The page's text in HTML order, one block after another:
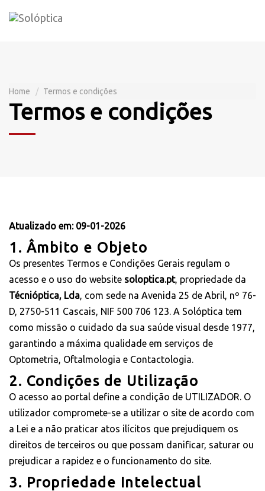
Home Termos e condições
Termos e condições
Atualizado em: 09-01-2026
1. Âmbito e Objeto
Os presentes Termos e Condições Gerais regulam o
acesso e o uso do website soloptica.pt, propriedade da
Técnióptica, Lda, com sede na Avenida 25 de Abril, nº 76-
D, 2750-511 Cascais, NIF 500 706 123. A Solóptica tem
como missão o cuidado da sua saúde visual desde 1977,
garantindo a máxima qualidade em serviços de
Optometria, Oftalmologia e Contactologia.
2. Condições de Utilização
O acesso ao portal define a condição de UTILIZADOR. O
utilizador compromete-se a utilizar o site de acordo com
a Lei e a não praticar atos ilícitos que prejudiquem os
direitos de terceiros ou que possam danificar, saturar ou
prejudicar a rapidez e o funcionamento do site.
3. Propriedade Intelectual